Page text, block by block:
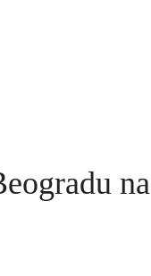
na